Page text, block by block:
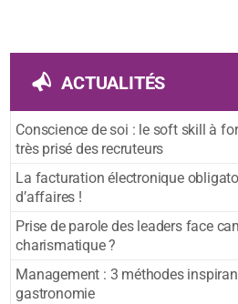
ACTUALITÉS
Conscience de soi : le soft skill à
très prisé des recruteurs
La facturation électronique
d’affaires !
Prise de parole des leaders face
charismatique ?
Management : 3 méthodes
gastronomie